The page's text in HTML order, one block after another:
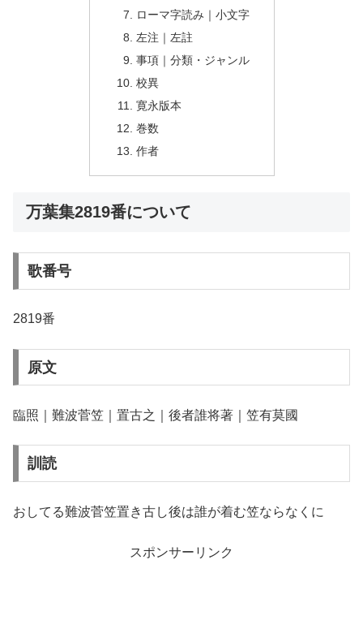
ローマ字読み｜小文字
左注｜左註
事項｜分類・ジャンル
校異
寛永版本
巻数
作者
万葉集2819番について
歌番号
2819番
原文
臨照｜難波菅笠｜置古之｜後者誰将著｜笠有莫國
訓読
おしてる難波菅笠置き古し後は誰が着む笠ならなくに
スポンサーリンク